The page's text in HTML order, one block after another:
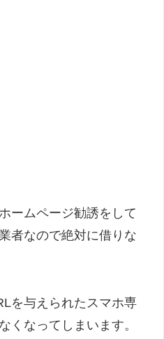
ームページ勧誘をして
者なので絶対に借りな
を与えられたスマホ専
くなってしまいます。